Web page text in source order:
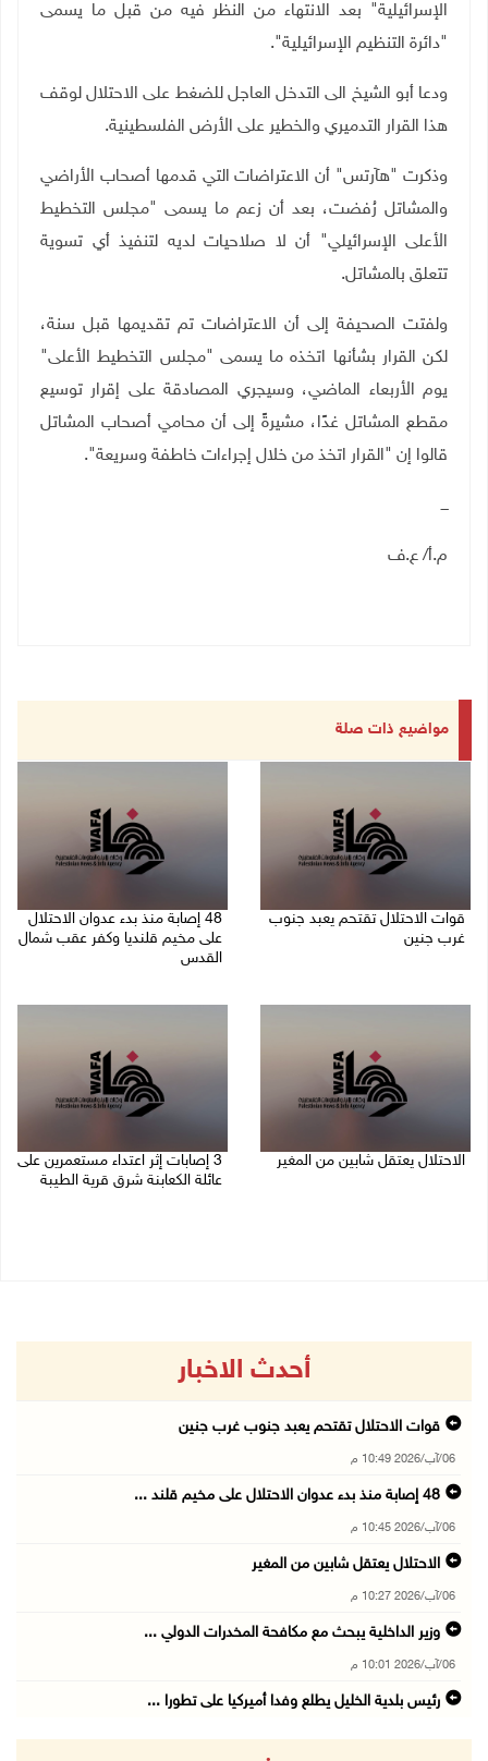
الإسرائيلية" بعد الانتهاء من النظر فيه من قبل ما يسمى
"دائرة التنظيم الإسرائيلية".
ودعا أبو الشيخ الى التدخل العاجل للضغط على الاحتلال لوقف
هذا القرار التدميري والخطير على الأرض الفلسطينية.
وذكرت "هآرتس" أن الاعتراضات التي قدمها أصحاب الأراضي
والمشاتل رُفضت، بعد أن زعم ما يسمى "مجلس التخطيط
الأعلى الإسرائيلي" أن لا صلاحيات لديه لتنفيذ أي تسوية
تتعلق بالمشاتل.
ولفتت الصحيفة إلى أن الاعتراضات تم تقديمها قبل سنة،
لكن القرار بشأنها اتخذه ما يسمى "مجلس التخطيط الأعلى"
يوم الأربعاء الماضي، وسيجري المصادقة على إقرار توسيع
مقطع المشاتل غدًا، مشيرةً إلى أن محامي أصحاب المشاتل
قالوا إن "القرار اتخذ من خلال إجراءات خاطفة وسريعة".
ـــ
م.أ/ ع.ف
مواضيع ذات صلة
قوات الاحتلال تقتحم يعبد جنوب
غرب جنين
48 إصابة منذ بدء عدوان الاحتلال
على مخيم قلنديا وكفر عقب شمال
القدس
الاحتلال يعتقل شابين من المغير
‏3 إصابات إثر اعتداء مستعمرين على
عائلة الكعابنة شرق قرية الطيبة
أحدث الاخبار
قوات الاحتلال تقتحم يعبد جنوب غرب جنين
06/آب/2026 10:49 م
48 إصابة منذ بدء عدوان الاحتلال على مخيم قلند ...
06/آب/2026 10:45 م
الاحتلال يعتقل شابين من المغير
06/آب/2026 10:27 م
وزير الداخلية يبحث مع مكافحة المخدرات الدولي ...
06/آب/2026 10:01 م
رئيس بلدية الخليل يطلع وفدا أميركيا على تطورا ...